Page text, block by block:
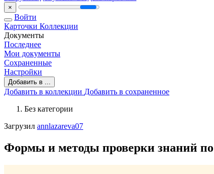
×
Войти
Карточки Коллекции
Документы
Последнее
Мои документы
Сохраненные
Настройки
Добавить в ...
Добавить в коллекции Добавить в сохраненное
Без категории
Загрузил annlazareva07
Формы и методы проверки знаний